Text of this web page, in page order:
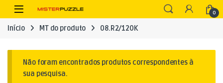
Skip to navigation
Skip to content
Open 0
Início MT do produto 08.R2/120K
Não foram encontrados produtos correspondentes à
sua pesquisa.